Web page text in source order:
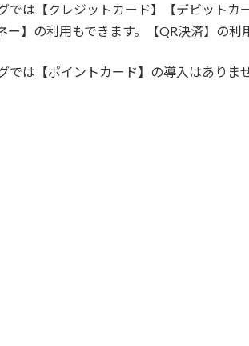
では【クレジットカード】【デビットカ
ー】の利用もできます。【QR決済】の利
では【ポイントカード】の導入はありませ